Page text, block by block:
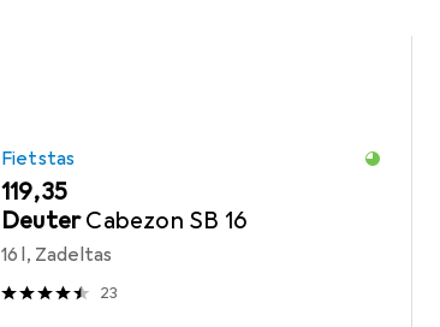
Fietstas
EUR
119,35
DeuterCabezon SB 16
16 l, Zadeltas
23